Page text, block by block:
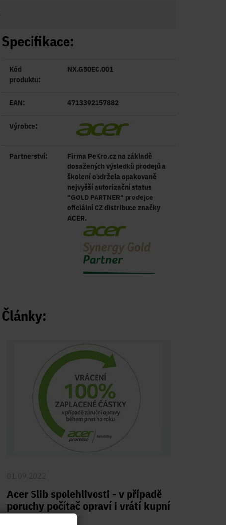
Specifikace:
Kód
produktu:
NX.G50EC.001
EAN: 4713392157882
Výrobce:
Partnerství:
Firma PeKro.cz na základě
dosažených výsledků prodejů a
školení obdržela opakovaně
nejvyšší autorizační status
"GOLD PARTNER" prodejce
oficiální CZ distribuce značky
ACER.
Články:
Acer Slib spolehlivosti - v případě
poruchy počítač opraví i vrátí kupní
cenu